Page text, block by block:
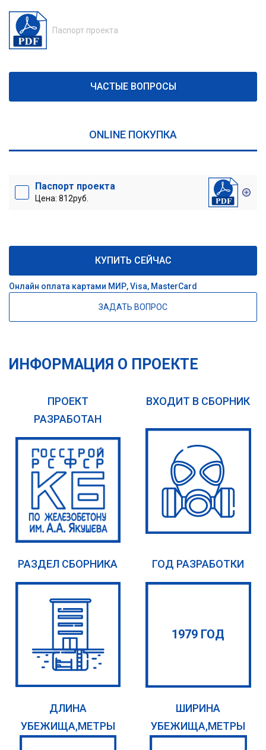
Паспорт проекта
ЧАСТЫЕ ВОПРОСЫ
ONLINE ПОКУПКА
Паспорт проекта
Цена: 812руб.
КУПИТЬ СЕЙЧАС
Онлайн оплата картами МИР, Visa, MasterCard
ЗАДАТЬ ВОПРОС
ИНФОРМАЦИЯ О ПРОЕКТЕ
ПРОЕКТ
РАЗРАБОТАН
ВХОДИТ В СБОРНИК
РАЗДЕЛ СБОРНИКА ГОД РАЗРАБОТКИ
1979 ГОД
ДЛИНА
УБЕЖИЩА,МЕТРЫ
ШИРИНА
УБЕЖИЩА,МЕТРЫ